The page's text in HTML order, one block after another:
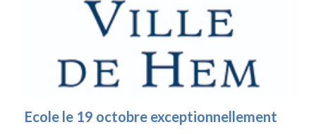
Ecole le 19 octobre exceptionnellement